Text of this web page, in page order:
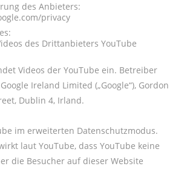
des Anbieters:
privacy
des Drittanbieters YouTube
Videos der YouTube ein. Betreiber
Ireland Limited („Google“), Gordon
Dublin 4, Irland.
im erweiterten Datenschutzmodus.
laut YouTube, dass YouTube keine
die Besucher auf dieser Website